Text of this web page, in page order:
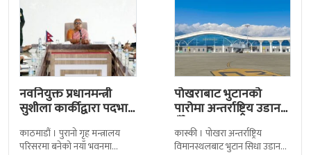
नवनियुक्त प्रधानमन्त्री
सुशीला कार्कीद्वारा पदभार
काठमाडौं । पुरानो गृह मन्त्रालय
परिसरमा बनेको नयाँ भवनमा
पोखराबाट भुटानको
पारोमा अन्तर्राष्ट्रिय उडान
हुँदै
कास्की । पोखरा अन्तर्राष्ट्रिय
विमानस्थलबाट भुटान सिधा उडान